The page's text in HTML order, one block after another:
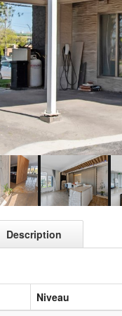
Description
Niveau